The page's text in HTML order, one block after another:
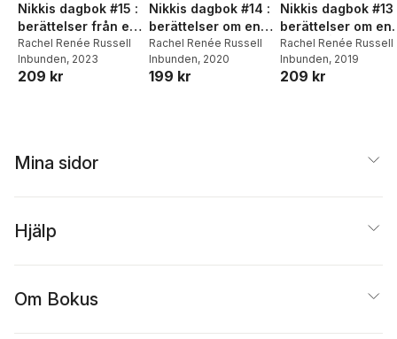
Nikkis dagbok #15 :
berättelser från ett
(inte så lyxigt)
parisäventyr
Rachel Renée Russell
Inbunden, 2023
209 kr
Nikkis dagbok #14 :
berättelser om en
(inte så bra) bästa
kompis
Rachel Renée Russell
Inbunden, 2020
199 kr
Nikkis dagbok #13
berättelser om en
(INTE SÅ) rolig
födelsedag
Rachel Renée Russell
Inbunden, 2019
209 kr
Mina sidor
Hjälp
Om Bokus